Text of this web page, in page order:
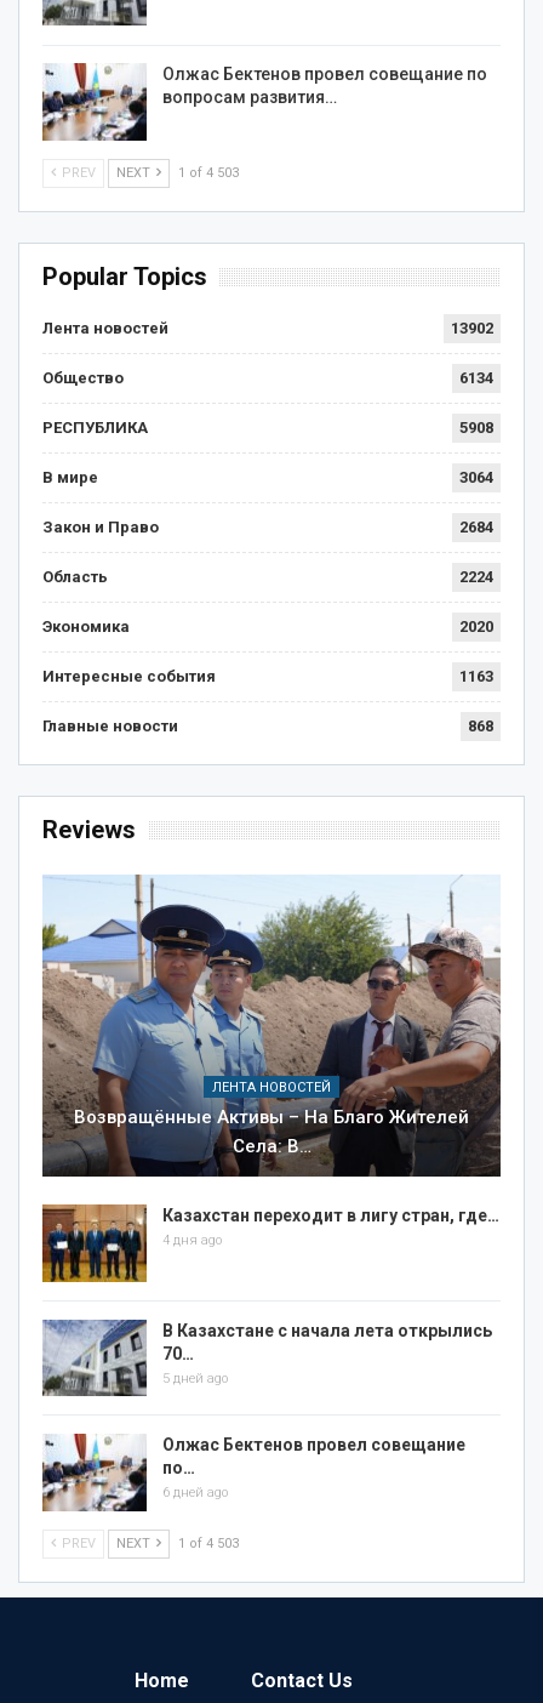
Олжас Бектенов провел совещание по
вопросам развития…
PREV NEXT 1 of 4 503
Popular Topics
Лента новостей 13902
Общество 6134
РЕСПУБЛИКА 5908
В мире 3064
Закон и Право 2684
Область 2224
Экономика 2020
Интересные события 1163
Главные новости 868
Reviews
ЛЕНТА НОВОСТЕЙ
Возвращённые Активы – На Благо Жителей
Села: В…
Казахстан переходит в лигу стран, где…
4 дня ago
В Казахстане с начала лета открылись
70…
5 дней ago
Олжас Бектенов провел совещание
по…
6 дней ago
PREV NEXT 1 of 4 503
Home Contact Us